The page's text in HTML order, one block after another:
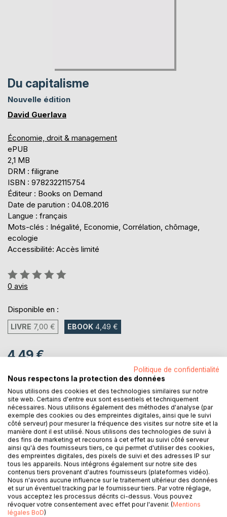
Du capitalisme
Nouvelle édition
David Guerlava
Économie, droit & management
ePUB
2,1 MB
DRM : filigrane
ISBN : 9782322115754
Éditeur : Books on Demand
Date de parution : 04.08.2016
Langue : français
Mots-clés : Inégalité, Economie, Corrélation, chômage,
ecologie
Accessibilité: Accès limité
Évaluation:
0%
0 avis
Disponible en :
LIVRE 7,00 € EBOOK 4,49 €
4,49 €
Téléchargement disponible dès maintenant
AJOUTER AU PANIER
Ajouter à ma liste d'envies
Laisser un avis
Politique de confidentialité
Nous respectons la protection des données
Nous utilisons des cookies et des technologies similaires sur notre
site web. Certains d'entre eux sont essentiels et techniquement
nécessaires. Nous utilisons également des méthodes d'analyse (par
exemple des cookies ou des empreintes digitales, ainsi que le suivi
côté serveur) pour mesurer la fréquence des visites sur notre site et la
manière dont il est utilisé. Nous utilisons des technologies de suivi à
des fins de marketing et recourons à cet effet au suivi côté serveur
ainsi qu'à des fournisseurs tiers, ce qui permet d'utiliser des cookies,
des empreintes digitales, des pixels de suivi et des adresses IP sur
tous les appareils. Nous intégrons également sur notre site des
contenus tiers provenant d'autres fournisseurs (plateformes vidéo).
Nous n'avons aucune influence sur le traitement ultérieur des données
et sur un éventuel tracking par le fournisseur tiers. Par votre réglage,
vous acceptez les processus décrits ci-dessus. Vous pouvez
révoquer votre consentement avec effet pour l'avenir. (Mentions
légales BoD)